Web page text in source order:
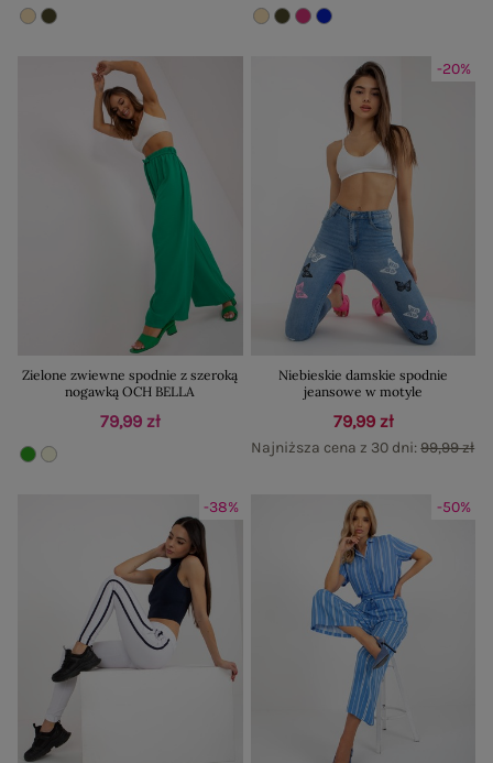
Zielone zwiewne spodnie z szeroką
nogawką OCH BELLA
79,99 zł
-20%
Niebieskie damskie spodnie
jeansowe w motyle
79,99 zł
Najniższa cena z 30 dni:99,99 zł
-38% -50%